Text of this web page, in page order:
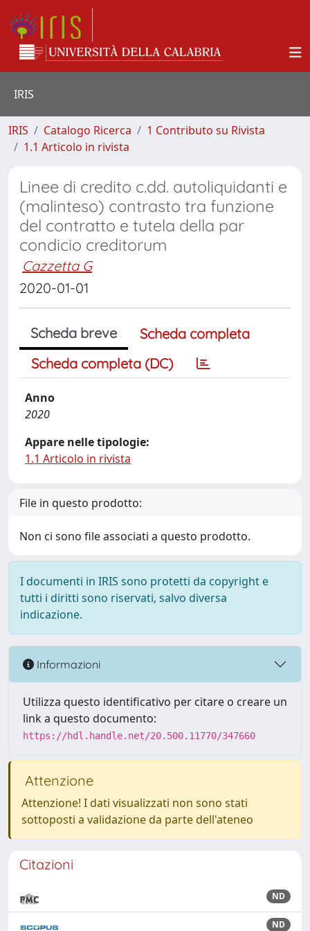
IRIS
IRIS Catalogo Ricerca
1 Contributo su Rivista
1.1 Articolo in rivista
Linee di credito c.dd. autoliquidanti e
(malinteso) contrasto tra funzione
del contratto e tutela della par
condicio creditorum
Cazzetta G
2020-01-01
Scheda breve
Scheda completa
Scheda completa (DC)
Anno
2020
Appare nelle tipologie:
1.1 Articolo in rivista
File in questo prodotto:
Non ci sono file associati a questo prodotto.
I documenti in IRIS sono protetti da copyright e
tutti i diritti sono riservati, salvo diversa
indicazione.
Informazioni
Utilizza questo identificativo per citare o creare un
link a questo documento:
https://hdl.handle.net/20.500.11770/347660
Attenzione
Attenzione! I dati visualizzati non sono stati
sottoposti a validazione da parte dell'ateneo
Citazioni
ND
ND